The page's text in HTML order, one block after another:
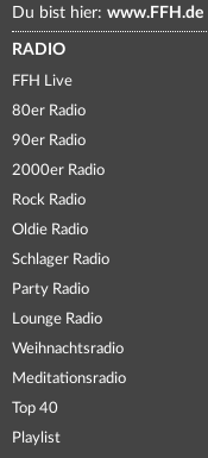
Du bist hier: www.FFH.de
RADIO
FFH Live
80er Radio
90er Radio
2000er Radio
Rock Radio
Oldie Radio
Schlager Radio
Party Radio
Lounge Radio
Weihnachtsradio
Meditationsradio
Top 40
Playlist